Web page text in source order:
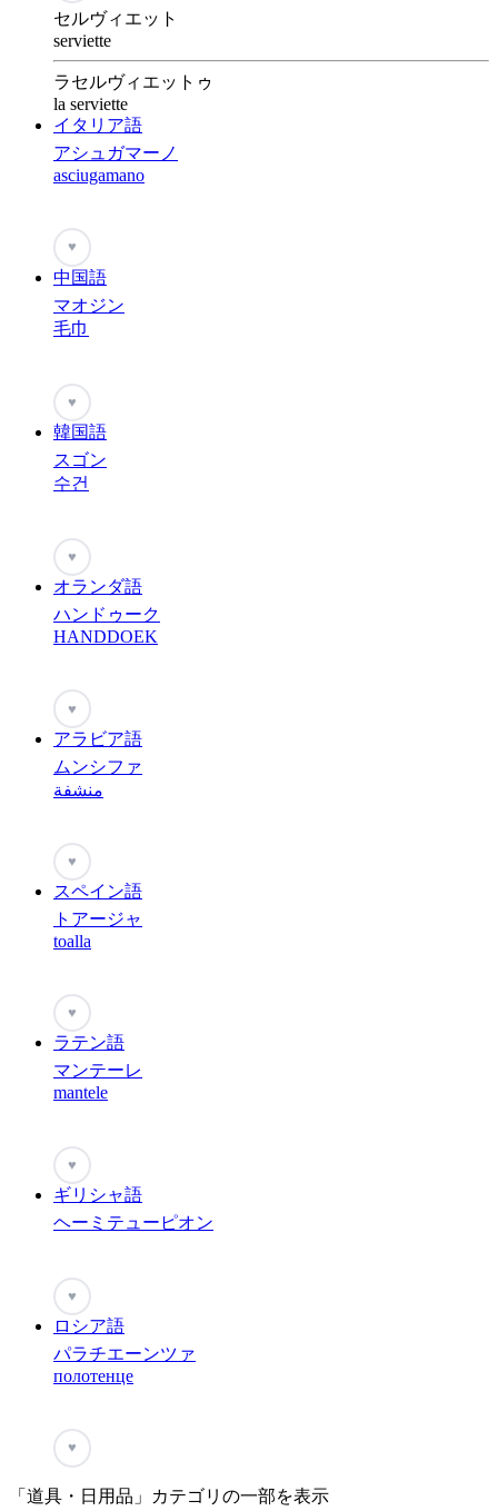
セルヴィエット
serviette
ラセルヴィエットゥ
la serviette
イタリア語
アシュガマーノ
asciugamano
♥
中国語
マオジン
毛巾
♥
韓国語
スゴン
수건
♥
オランダ語
ハンドゥーク
HANDDOEK
♥
アラビア語
ムンシファ
منشفة
♥
スペイン語
トアージャ
toalla
♥
ラテン語
マンテーレ
mantele
♥
ギリシャ語
ヘーミテューピオン
♥
ロシア語
パラチエーンツァ
полотенце
♥
「道具・日用品」カテゴリの一部を表示